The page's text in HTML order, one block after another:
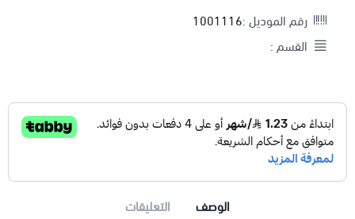
رقم الموديل :1001116
القسم :
الوصف التعليقات